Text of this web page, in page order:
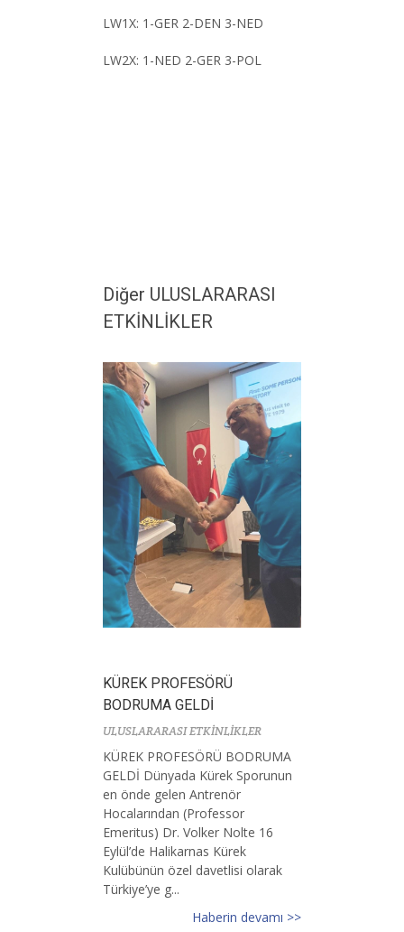
LW1X: 1-GER 2-DEN 3-NED
LW2X: 1-NED 2-GER 3-POL
Diğer ULUSLARARASI
ETKİNLİKLER
KÜREK PROFESÖRÜ
BODRUMA GELDİ
ULUSLARARASI ETKİNLİKLER
KÜREK PROFESÖRÜ BODRUMA
GELDİ Dünyada Kürek Sporunun
en önde gelen Antrenör
Hocalarından (Professor
Emeritus) Dr. Volker Nolte 16
Eylül’de Halikarnas Kürek
Kulübünün özel davetlisi olarak
Türkiye’ye g...
Haberin devamı >>